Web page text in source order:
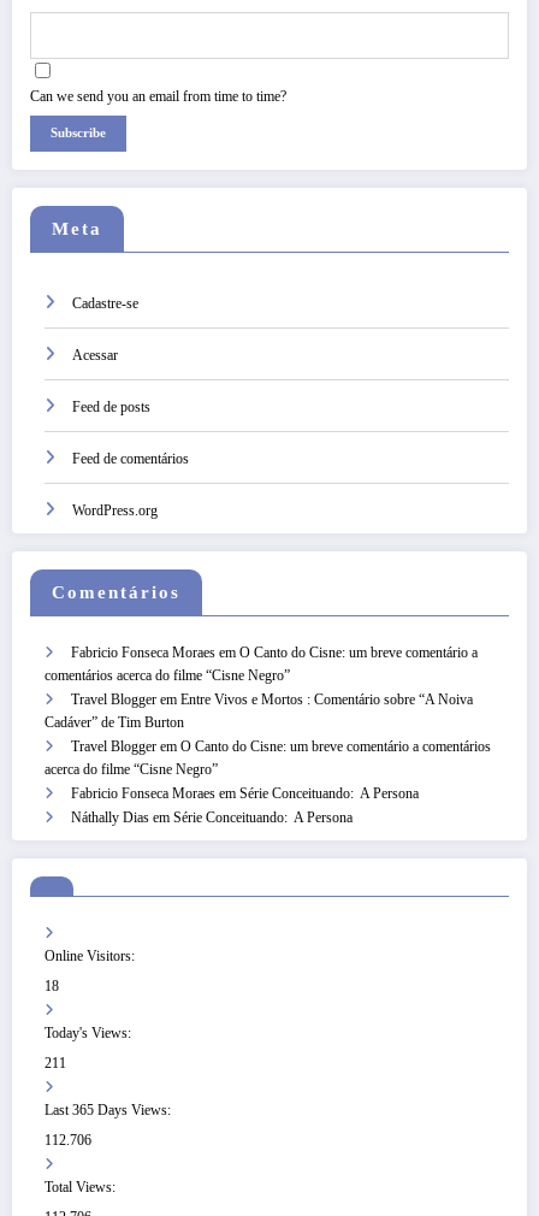
Can we send you an email from time to time?
Subscribe
Meta
Cadastre-se
Acessar
Feed de posts
Feed de comentários
WordPress.org
Comentários
Fabricio Fonseca Moraes em O Canto do Cisne: um breve comentário a
comentários acerca do filme “Cisne Negro”
Travel Blogger em Entre Vivos e Mortos : Comentário sobre “A Noiva
Cadáver” de Tim Burton
Travel Blogger em O Canto do Cisne: um breve comentário a comentários
acerca do filme “Cisne Negro”
Fabricio Fonseca Moraes em Série Conceituando: A Persona
Náthally Dias em Série Conceituando: A Persona
Online Visitors:
18
Today's Views:
211
Last 365 Days Views:
112.706
Total Views: